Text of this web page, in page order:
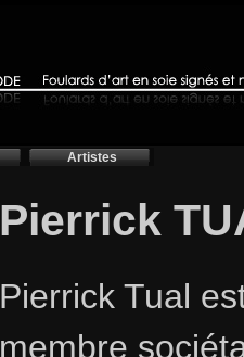
Artistes
Pierrick
Pierrick Tual
membre